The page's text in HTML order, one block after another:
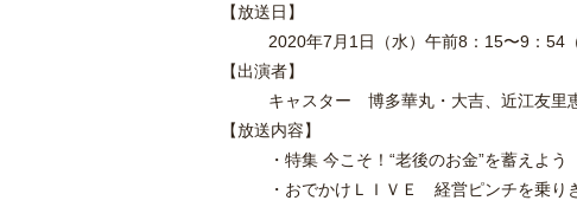
【放送日】
2020年7月1日（水）午前8：15〜9：54
【出演者】
キャスター 博多華丸・大吉、近江友里
【放送内容】
・特集 今こそ！“老後のお金”を蓄えよう
・ おでかけＬＩＶＥ 経営ピンチを乗り